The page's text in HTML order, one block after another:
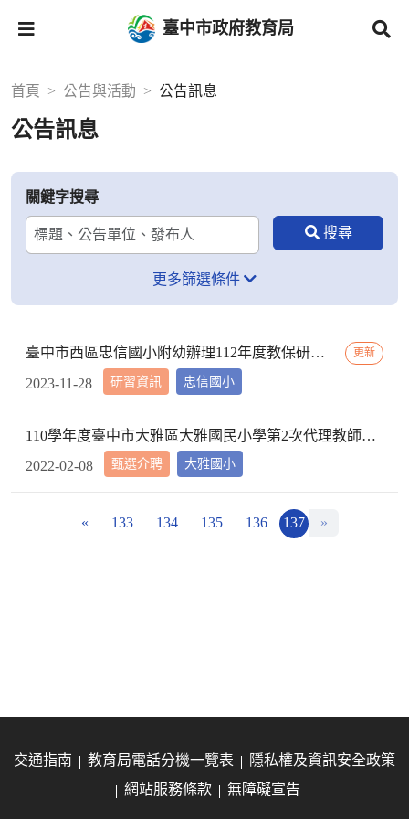
臺中市政府教育局
首頁 公告與活動 公告訊息
公告訊息
關鍵字搜尋
更多篩選條件
研習資訊
臺中市西區忠信國小附幼辦理112年度教保研習─ 「嬰幼用藥安全~就是「藥」你好好的」，請鼓勵貴校(園)教保服務人員踴躍參加 更新
忠信國小
2023-11-28
甄選介聘
110學年度臺中市大雅區大雅國民小學第2次代理教師甄選第2次招考結果公告
大雅國小
2022-02-08
« 133 134 135 136 137 »
交通指南 教育局電話分機一覽表
隱私權及資訊安全政策
網站服務條款
無障礙宣告